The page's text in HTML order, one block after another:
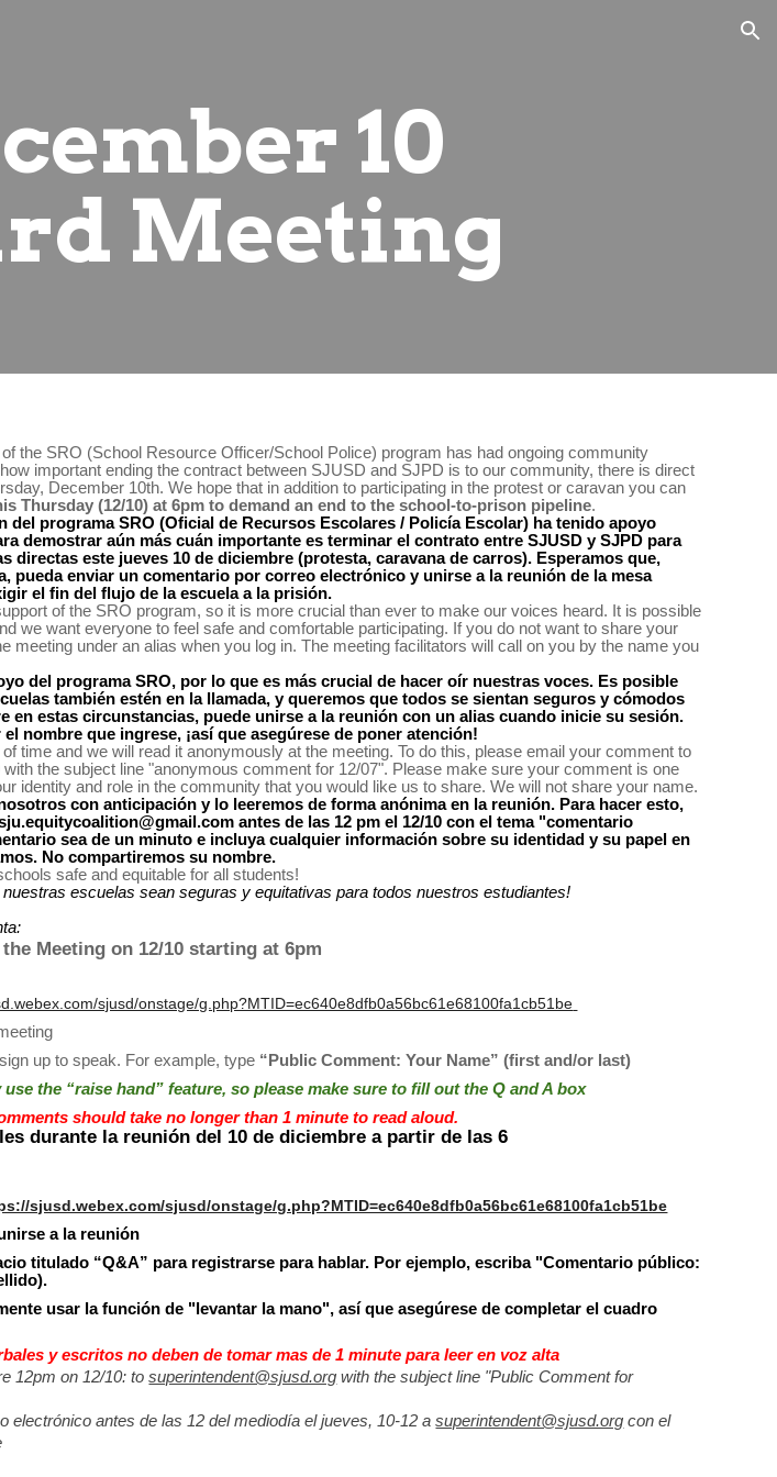
10
Meeting
the SRO (School Resource Officer/School Police) program has had ongoing community
important ending the contract between SJUSD and SJPD is to our community, there is direct
December 10th. We hope that in addition to participating in the protest or caravan you can
Thursday (12/10) at 6pm to demand an end to the school-to-prison pipeline.
del programa SRO (Oficial de Recursos Escolares / Policía Escolar) ha tenido apoyo
demostrar aún más cuán importante es terminar el contrato entre SJUSD y SJPD para
directas este jueves 10 de diciembre (protesta, caravana de carros). Esperamos que,
pueda enviar un comentario por correo electrónico y unirse a la reunión de la mesa
el fin del flujo de la escuela a la prisión.
of the SRO program, so it is more crucial than ever to make our voices heard. It is possible
we want everyone to feel safe and comfortable participating. If you do not want to share your
meeting under an alias when you log in. The meeting facilitators will call on you by the name you
del programa SRO, por lo que es más crucial de hacer oír nuestras voces. Es posible
también estén en la llamada, y queremos que todos se sientan seguros y cómodos
en estas circunstancias, puede unirse a la reunión con un alias cuando inicie su sesión.
nombre que ingrese, ¡así que asegúrese de poner atención!
with the subject line "anonymous comment for 12/07". Please make sure your comment is one
con anticipación y lo leeremos de forma anónima en la reunión. Para hacer esto,
antes de las 12 pm el 12/10 con el tema "comentario
sea de un minuto e incluya cualquier información sobre su identidad y su papel en
No compartiremos su nombre.
safe and equitable for all students!
escuelas sean seguras y equitativas para todos nuestros estudiantes!
Meeting on 12/10 starting at 6pm
sjusd/onstage/g.php?MTID=ec640e8dfb0a56bc61e68100fa1cb51be
up to speak. For example, type “Public Comment: Your Name” (first and/or last)
the “raise hand” feature, so please make sure to fill out the Q and A box
should take no longer than 1 minute to read aloud.
durante la reunión del 10 de diciembre a partir de las 6
sjusd.webex.com/sjusd/onstage/g.php?MTID=ec640e8dfb0a56bc61e68100fa1cb51be
a la reunión
titulado “Q&A” para registrarse para hablar. Por ejemplo, escriba "Comentario público:
usar la función de "levantar la mano", así que asegúrese de completar el cuadro
y escritos no deben de tomar mas de 1 minute para leer en voz alta
12pm on 12/10: to superintendent@sjusd.org with the subject line "Public Comment for
electrónico antes de las 12 del mediodía el jueves, 10-12 a superintendent@sjusd.org con el